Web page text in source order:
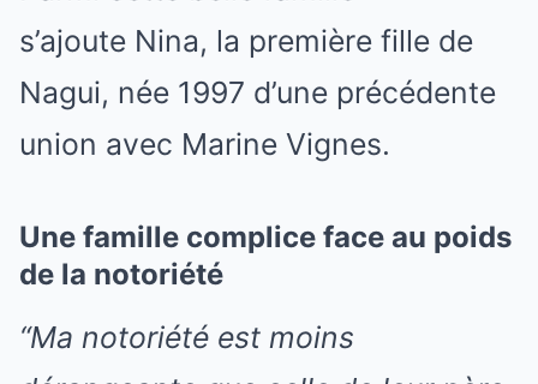
s’ajoute Nina, la première fille de
Nagui, née 1997 d’une précédente
union avec Marine Vignes.
Une famille complice face au poids
de la notoriété
“Ma notoriété est moins